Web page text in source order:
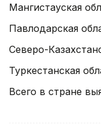
Мангистауская
Павлодарская
Северо-
Туркестанская
Всего в стране